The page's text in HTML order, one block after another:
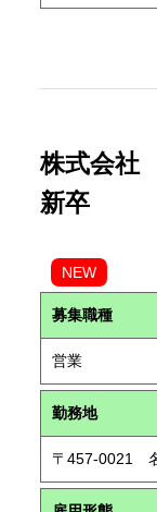
株式会社
新卒
NEW
募集職種
営業
勤務地
〒457-0021